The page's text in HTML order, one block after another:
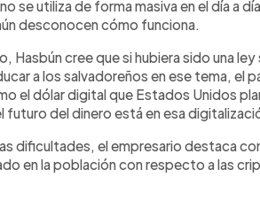
se utiliza de forma masiva en el día a
desconocen cómo funciona.
Hasbún cree que si hubiera sido una ley
a los salvadoreños en ese tema, el
el dólar digital que Estados Unidos
futuro del dinero está en esa
dificultades, el empresario destaca
en la población con respecto a las